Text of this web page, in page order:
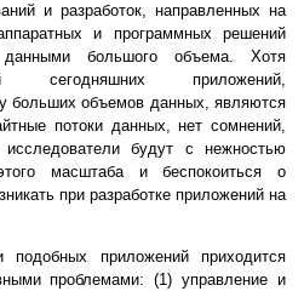
и разработок, направленных на
и программных решений
большого объема. Хотя
сегодняшних приложений,
больших объемов данных, являются
потоки данных, нет сомнений,
будут с нежностью
масштаба и беспокоиться о
при разработке приложений на
приложений приходится
проблемами: (1) управление и